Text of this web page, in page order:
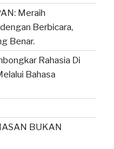
Meraih
Berbicara,
Benar.
Rahasia Di
Bahasa
BUKAN